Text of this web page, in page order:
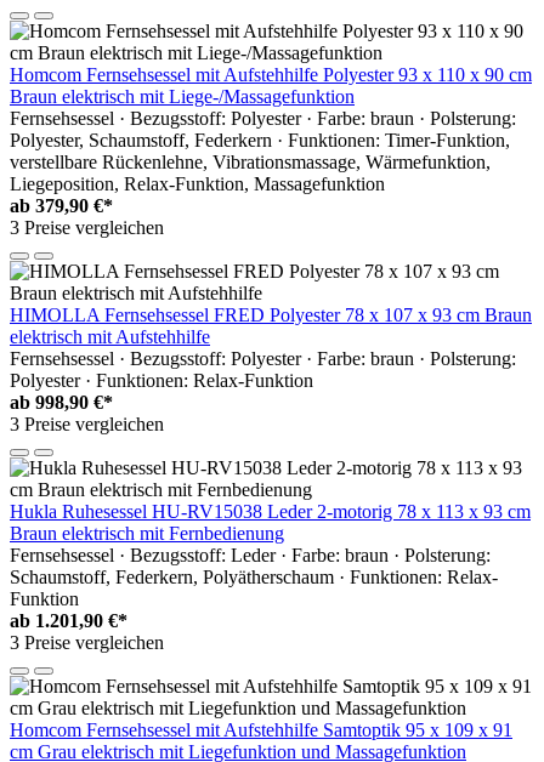
Homcom Fernsehsessel mit Aufstehhilfe Polyester 93 x 110 x 90 cm
Braun elektrisch mit Liege-/Massagefunktion
Fernsehsessel · Bezugsstoff: Polyester · Farbe: braun · Polsterung:
Polyester, Schaumstoff, Federkern · Funktionen: Timer-Funktion,
verstellbare Rückenlehne, Vibrationsmassage, Wärmefunktion,
Liegeposition, Relax-Funktion, Massagefunktion
ab 379,90 €*
3 Preise vergleichen
HIMOLLA Fernsehsessel FRED Polyester 78 x 107 x 93 cm Braun
elektrisch mit Aufstehhilfe
Fernsehsessel · Bezugsstoff: Polyester · Farbe: braun · Polsterung:
Polyester · Funktionen: Relax-Funktion
ab 998,90 €*
3 Preise vergleichen
Hukla Ruhesessel HU-RV15038 Leder 2-motorig 78 x 113 x 93 cm
Braun elektrisch mit Fernbedienung
Fernsehsessel · Bezugsstoff: Leder · Farbe: braun · Polsterung:
Schaumstoff, Federkern, Polyätherschaum · Funktionen: Relax-
Funktion
ab 1.201,90 €*
3 Preise vergleichen
Homcom Fernsehsessel mit Aufstehhilfe Samtoptik 95 x 109 x 91
cm Grau elektrisch mit Liegefunktion und Massagefunktion